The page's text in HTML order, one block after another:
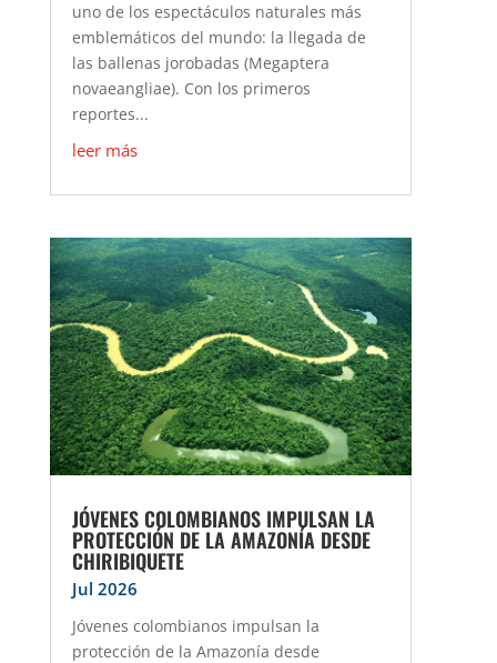
uno de los espectáculos naturales más
emblemáticos del mundo: la llegada de
las ballenas jorobadas (Megaptera
novaeangliae). Con los primeros
reportes...
leer más
JÓVENES COLOMBIANOS IMPULSAN LA
PROTECCIÓN DE LA AMAZONÍA DESDE
CHIRIBIQUETE
Jul 2026
Jóvenes colombianos impulsan la
protección de la Amazonía desde